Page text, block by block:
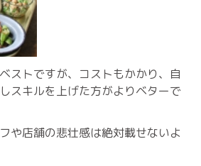
ストですが、コストもかかり、自
スキルを上げた方がよりベターで
や店舗の悲壮感は絶対載せないよ